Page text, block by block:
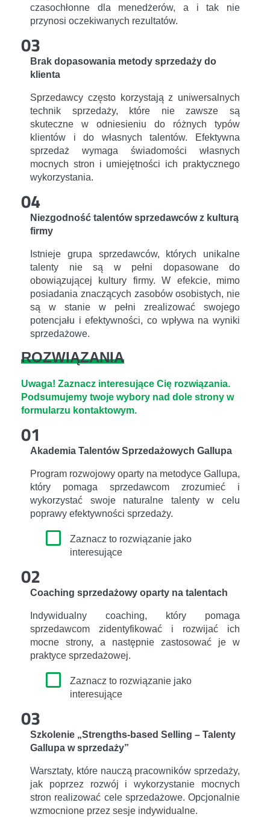
czasochłonne dla menedżerów, a i tak nie
przynosi oczekiwanych rezultatów.
03
Brak dopasowania metody sprzedaży do
klienta
Sprzedawcy często korzystają z uniwersalnych
technik sprzedaży, które nie zawsze są
skuteczne w odniesieniu do różnych typów
klientów i do własnych talentów. Efektywna
sprzedaż wymaga świadomości własnych
mocnych stron i umiejętności ich praktycznego
wykorzystania.
04
Niezgodność talentów sprzedawców z kulturą
firmy
Istnieje grupa sprzedawców, których unikalne
talenty nie są w pełni dopasowane do
obowiązującej kultury firmy. W efekcie, mimo
posiadania znaczących zasobów osobistych, nie
są w stanie w pełni zrealizować swojego
potencjału i efektywności, co wpływa na wyniki
sprzedażowe.
ROZWIĄZANIA
Uwaga! Zaznacz interesujące Cię rozwiązania.
Podsumujemy twoje wybory nad dole strony w
formularzu kontaktowym.
01
Akademia Talentów Sprzedażowych Gallupa
Program rozwojowy oparty na metodyce Gallupa,
który pomaga sprzedawcom zrozumieć i
wykorzystać swoje naturalne talenty w celu
poprawy efektywności sprzedaży.
Zaznacz to rozwiązanie jako
interesujące
02
Coaching sprzedażowy oparty na talentach
Indywidualny coaching, który pomaga
sprzedawcom zidentyfikować i rozwijać ich
mocne strony, a następnie zastosować je w
praktyce sprzedażowej.
Zaznacz to rozwiązanie jako
interesujące
03
Szkolenie „Strengths-based Selling – Talenty
Gallupa w sprzedaży”
Warsztaty, które nauczą pracowników sprzedaży,
jak poprzez rozwój i wykorzystanie mocnych
stron realizować cele sprzedażowe. Opcjonalnie
wzmocnione przez sesje indywidualne.